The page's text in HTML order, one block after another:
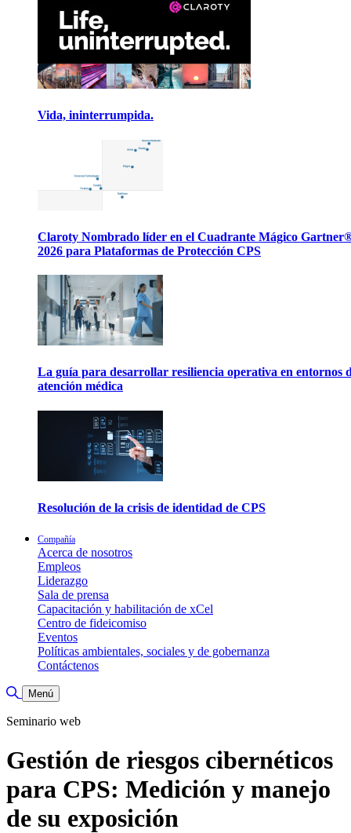
Vida, ininterrumpida.
Claroty Nombrado líder en el Cuadrante Mágico
2026 para Plataformas de Protección CPS
La guía para desarrollar resiliencia operativa en entornos
atención médica
Resolución de la crisis de identidad de CPS
Compañía
Acerca de nosotros
Empleos
Liderazgo
Sala de prensa
Capacitación y habilitación de xCel
Centro de fideicomiso
Eventos
Políticas ambientales, sociales y de gobernanza
Contáctenos
Alternar búsqueda
Menú
Seminario web
Gestión de riesgos cibernéticos
para CPS: Medición y manejo
de su exposición